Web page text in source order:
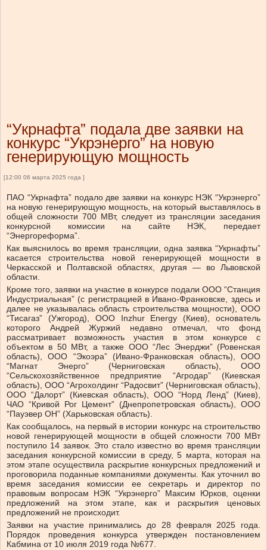
“Укрнафта” подала две заявки на
конкурс “Укрэнерго” на новую
генерирующую мощность
[12:00 06 марта 2025 года ]
ПАО “Укрнафта” подало две заявки на конкурс НЭК “Укрэнерго”
на новую генерирующую мощность, на который выставлялось в
общей сложности 700 МВт, следует из трансляции заседания
конкурсной комиссии на сайте НЭК, передает
“Энергореформа”.
Как выяснилось во время трансляции, одна заявка “Укрнафты”
касается строительства новой генерирующей мощности в
Черкасской и Полтавской областях, другая — во Львовской
области.
Кроме того, заявки на участие в конкурсе подали ООО “Станция
Индустриальная” (с регистрацией в Ивано-Франковске, здесь и
далее не указывалась область строительства мощности), ООО
“Тисагаз” (Ужгород), ООО Inzhur Energy (Киев), основатель
которого Андрей Журжий недавно отмечал, что фонд
рассматривает возможность участия в этом конкурсе с
объектом в 50 МВт, а также ООО “Лес Энерджи” (Ровенская
область), ООО “Экоэра” (Ивано-Франковская область), ООО
“Магнат Энерго” (Черниговская область), ООО
“Сельскохозяйственное предприятие “Агродар” (Киевская
область), ООО “Агрохолдинг “Радосвит” (Черниговская область),
ООО “Далорт” (Киевская область), ООО “Норд Ленд” (Киев),
ЧАО “Кривой Рог Цемент” (Днепропетровская область), ООО
“Пауэвер ОН” (Харьковская область).
Как сообщалось, на первый в истории конкурс на строительство
новой генерирующей мощности в общей сложности 700 МВт
поступило 14 заявок. Это стало известно во время трансляции
заседания конкурсной комиссии в среду, 5 марта, которая на
этом этапе осуществила раскрытие конкурсных предложений и
проговорила поданные компаниями документы. Как уточнил во
время заседания комиссии ее секретарь и директор по
правовым вопросам НЭК “Укрэнерго” Максим Юрков, оценки
предложений на этом этапе, как и раскрытия ценовых
предложений не происходит.
Заявки на участие принимались до 28 февраля 2025 года.
Порядок проведения конкурса утвержден постановлением
Кабмина от 10 июля 2019 года №677.